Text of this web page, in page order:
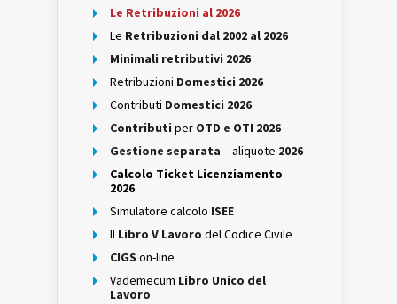
Le Retribuzioni al 2026
Le Retribuzioni dal 2002 al 2026
Minimali retributivi 2026
Retribuzioni Domestici 2026
Contributi Domestici 2026
Contributi per OTD e OTI 2026
Gestione separata – aliquote 2026
Calcolo Ticket Licenziamento
2026
Simulatore calcolo ISEE
Il Libro V Lavoro del Codice Civile
CIGS on-line
Vademecum Libro Unico del
Lavoro